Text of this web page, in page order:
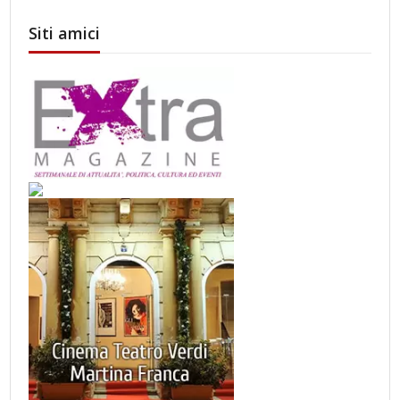
Siti amici